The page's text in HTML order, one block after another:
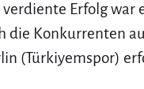
verdiente Erfolg war
die Konkurrenten
(Türkiyemspor)